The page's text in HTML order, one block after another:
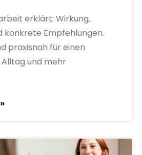
erklärt: Wirkung,
konkrete Empfehlungen.
praxisnah für einen
und mehr